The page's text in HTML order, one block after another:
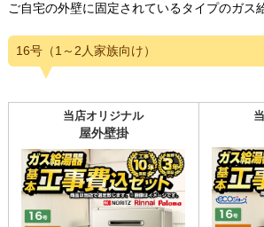
ご自宅の外壁に固定されているタイプのガス
16号（1～2人家族向け）
当店オリジナル
屋外壁掛